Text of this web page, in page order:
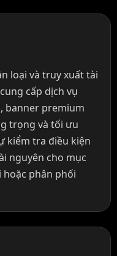
loại và truy xuất tài
cấp dịch vụ
banner premium
trọng và tối ưu
kiểm tra điều kiện
nguyên cho mục
hoặc phân phối